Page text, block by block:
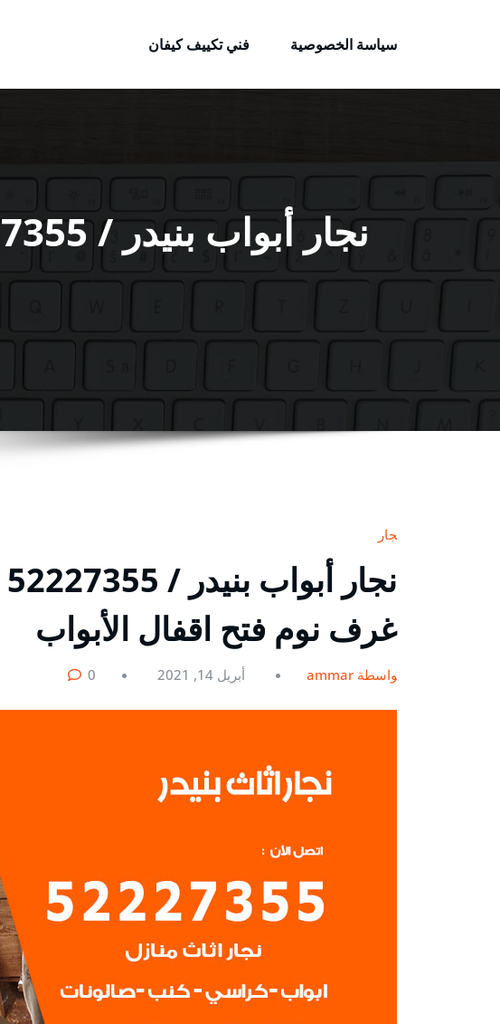
سياسة الخصوصية
فني تكييف كيفان
نجار
غرف نوم فتح اقفال الأبواب
بواسطة ammar أبريل 14, 2021 0